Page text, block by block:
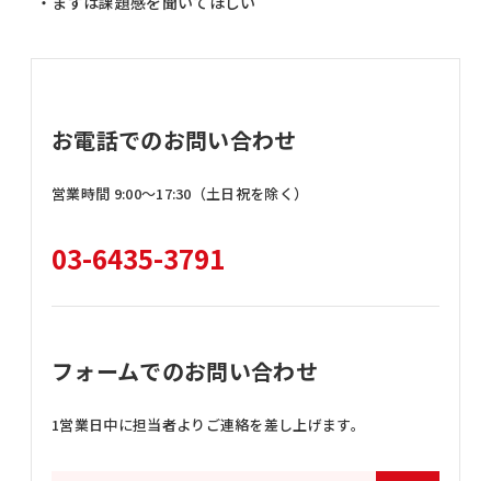
お電話でのお問い合わせ
営業時間 9:00〜17:30（土日祝を除く）
03-6435-3791
フォームでのお問い合わせ
1営業日中に担当者よりご連絡を差し上げます。